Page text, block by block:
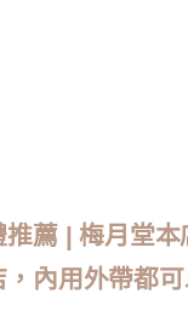
薦 | 梅月堂
內用外帶都